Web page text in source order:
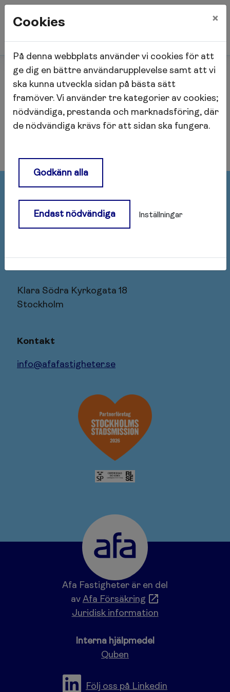
Start Hägern Större
Hägern Större
Afa Fastigheter
106 27 Stockholm
Klara Södra Kyrkogata 18
Stockholm
Kontakt
info@afafastigheter.se
Afa Fastigheter är en del
av Afa Försäkring
Juridisk information
Interna hjälpmedel
Quben
Följ oss på Linkedin
Cookies ×
På denna webbplats använder vi cookies för att
ge dig en bättre användarupplevelse samt att vi
ska kunna utveckla sidan på bästa sätt
framöver. Vi använder tre kategorier av cookies;
nödvändiga, prestanda och marknadsföring, där
de nödvändiga krävs för att sidan ska fungera.
Godkänn alla
Endast nödvändiga Inställningar